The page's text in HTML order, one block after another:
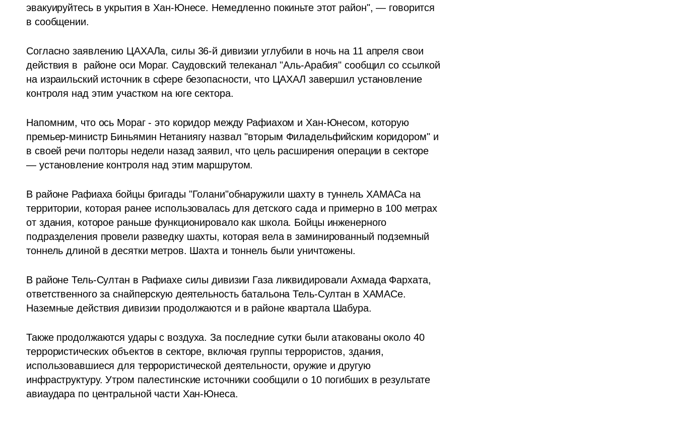
эвакуируйтесь в укрытия в Хан-Юнесе. Немедленно покиньте этот район", — говорится
в сообщении.
Согласно заявлению ЦАХАЛа, силы 36-й дивизии углубили в ночь на 11 апреля свои
действия в  районе оси Мораг. Саудовский телеканал "Аль-Арабия" сообщил со ссылкой
на израильский источник в сфере безопасности, что ЦАХАЛ завершил установление
контроля над этим участком на юге сектора.
Напомним, что ось Мораг - это коридор между Рафиахом и Хан-Юнесом, которую
премьер-министр Биньямин Нетаниягу назвал "вторым Филадельфийским коридором" и
в своей речи полторы недели назад заявил, что цель расширения операции в секторе
— установление контроля над этим маршрутом.
В районе Рафиаха бойцы бригады "Голани"обнаружили шахту в туннель ХАМАСа на
территории, которая ранее использовалась для детского сада и примерно в 100 метрах
от здания, которое раньше функционировало как школа. Бойцы инженерного
подразделения провели разведку шахты, которая вела в заминированный подземный
тоннель длиной в десятки метров. Шахта и тоннель были уничтожены.
В районе Тель-Султан в Рафиахе силы дивизии Газа ликвидировали Ахмада Фархата,
ответственного за снайперскую деятельность батальона Тель-Султан в ХАМАСе.
Наземные действия дивизии продолжаются и в районе квартала Шабура.
Также продолжаются удары с воздуха. За последние сутки были атакованы около 40
террористических объектов в секторе, включая группы террористов, здания,
использовавшиеся для террористической деятельности, оружие и другую
инфраструктуру. Утром палестинские источники сообщили о 10 погибших в результате
авиаудара по центральной части Хан-Юнеса.